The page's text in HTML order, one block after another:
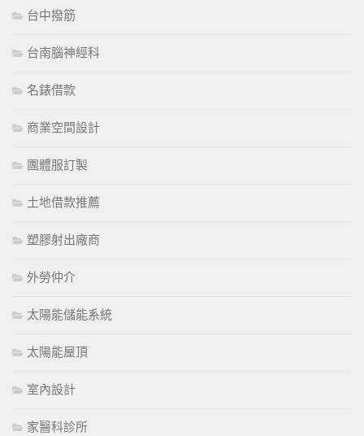
台中撥筋
台南腦神經科
名錶借款
商業空間設計
團體服訂製
土地借款推薦
塑膠射出廠商
外勞仲介
太陽能儲能系統
太陽能屋頂
室內設計
家醫科診所